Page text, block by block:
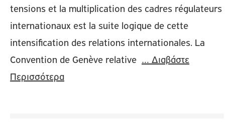
tensions et la multiplication des cadres régulateurs
internationaux est la suite logique de cette
intensification des relations internationales. La
Convention de Genève relative … Διαβάστε
Περισσότερα